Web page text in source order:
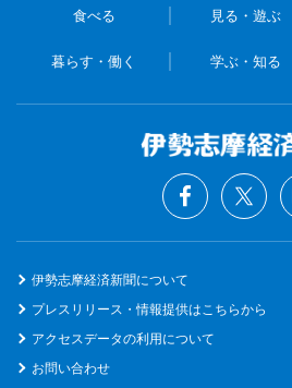
食べる 見る・遊ぶ
暮らす・働く 学ぶ・知る
伊勢志摩経済新聞について
プレスリリース・情報提供はこちらから
アクセスデータの利用について
お問い合わせ